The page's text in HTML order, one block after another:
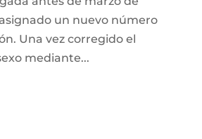
un nuevo número
Una vez corregido el
mediante...